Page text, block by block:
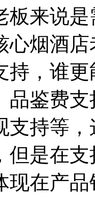
板来说
心烟酒
持，谁
品鉴费
支持等
但是在
现在产